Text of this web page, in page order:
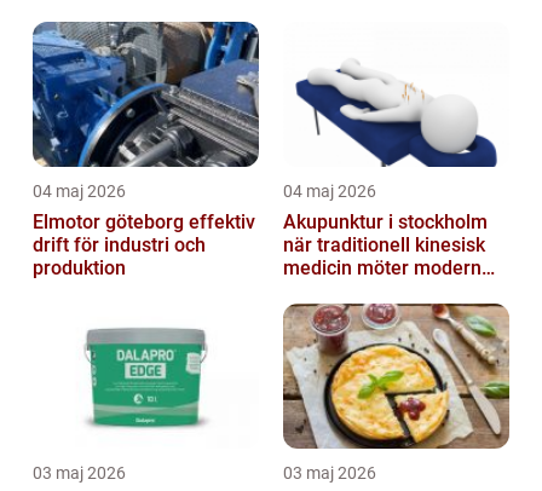
04 maj 2026
Elmotor göteborg effektiv
drift för industri och
produktion
04 maj 2026
Akupunktur i stockholm
när traditionell kinesisk
medicin möter modern
03 maj 2026 03 maj 2026